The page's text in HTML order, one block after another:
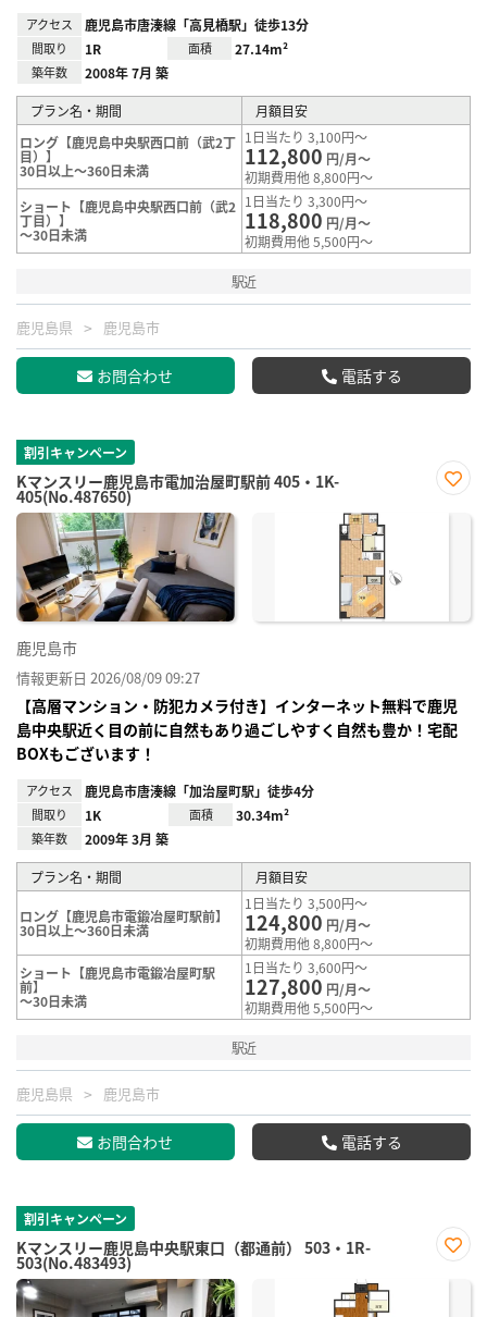
アクセス 鹿児島市唐湊線「高見橋駅」徒歩13分
間取り 1R 面積 27.14m²
築年数 2008年 7月 築
プラン名・期間
月額目安
ロング【鹿児島中央駅西口前（武2丁
目）】
30日以上～360日未満
1日当たり 3,100円～
112,800 円/月～
初期費用他 8,800円～
ショート【鹿児島中央駅西口前（武2
丁目）】
～30日未満
1日当たり 3,300円～
118,800 円/月～
初期費用他 5,500円～
駅近
鹿児島県 鹿児島市
お問合わせ 電話する
割引キャンペーン
Kマンスリー鹿児島市電加治屋町駅前 405・1K-
405(No.487650)
に入
鹿児島市
情報更新日 2026/08/09 09:27
【高層マンション・防犯カメラ付き】インターネット無料で鹿児
島中央駅近く目の前に自然もあり過ごしやすく自然も豊か！宅配
BOXもございます！
アクセス 鹿児島市唐湊線「加治屋町駅」徒歩4分
間取り 1K 面積 30.34m²
築年数 2009年 3月 築
プラン名・期間 月額目安
ロング【鹿児島市電鍛冶屋町駅前】
30日以上～360日未満
1日当たり 3,500円～
124,800 円/月～
初期費用他 8,800円～
ショート【鹿児島市電鍛冶屋町駅
前】
～30日未満
1日当たり 3,600円～
127,800 円/月～
初期費用他 5,500円～
駅近
鹿児島県 鹿児島市
お問合わせ 電話する
割引キャンペーン
Kマンスリー鹿児島中央駅東口（都通前） 503・1R-
503(No.483493)
に入